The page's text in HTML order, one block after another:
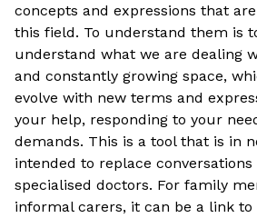
concepts and expressions that
this field. To understand them is
understand what we are dealing
and constantly growing space,
evolve with new terms and
your help, responding to your
demands. This is a tool that is in
intended to replace conversations
specialised doctors. For family
informal carers, it can be a link to